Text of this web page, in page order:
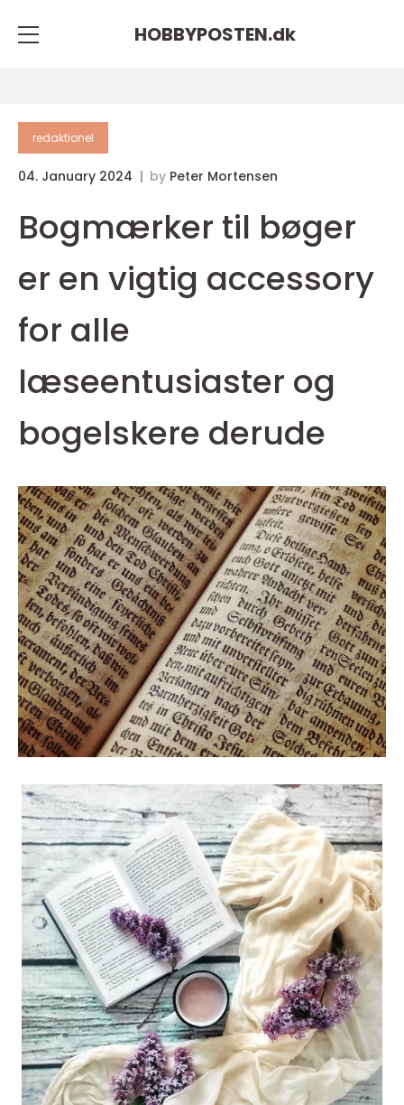
HOBBYPOSTEN.dk
redaktionel
04. January 2024 by Peter Mortensen
Bogmærker til bøger
er en vigtig accessory
for alle
læseentusiaster og
bogelskere derude